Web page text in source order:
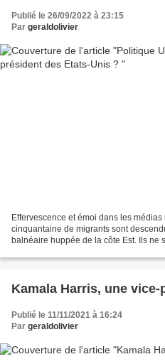
Publié le 26/09/2022 à 23:15
Par geraldolivier
Effervescence et émoi dans les
cinquantaine de migrants sont
balnéaire huppée de la côte Est. Ils ne
Kamala Harris, une
Publié le 11/11/2021 à 16:24
Par geraldolivier